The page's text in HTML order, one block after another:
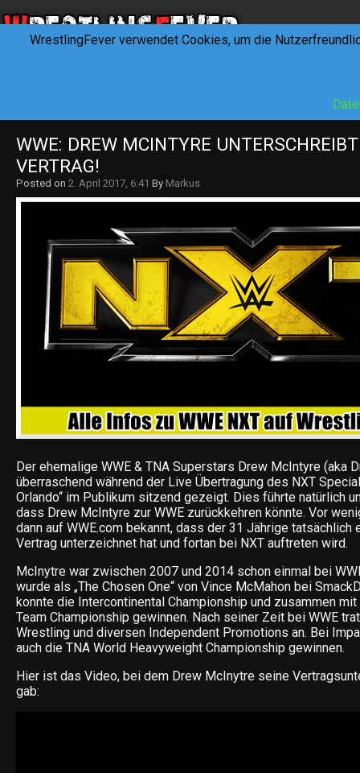
WWE: DREW MCINTYRE
VERTRAG!
Posted on 2. April 2017, 6:41 By Markus
Der ehemalige WWE & TNA Superstars Drew McIntyre (aka
überraschend während der Live Übertragung des NXT Special
Orlando“ im Publikum sitzend gezeigt. Dies führte natürlich
dass Drew McIntyre zur WWE zurückkehren könnte. Vor
dann auf WWE.com bekannt, dass der 31 Jährige tatsächlich
Vertrag unterzeichnet hat und fortan bei NXT auftreten wird.
McInytre war zwischen 2007 und 2014 schon einmal bei
wurde als „The Chosen One“ von Vince McMahon bei
konnte die Intercontinental Championship und zusammen
Team Championship gewinnen. Nach seiner Zeit bei WWE
Wrestling und diversen Independent Promotions an. Bei
auch die TNA World Heavyweight Championship gewinnen.
Hier ist das Video, bei dem Drew McInytre seine
gab:
WrestlingFever verwendet Cookies, um die